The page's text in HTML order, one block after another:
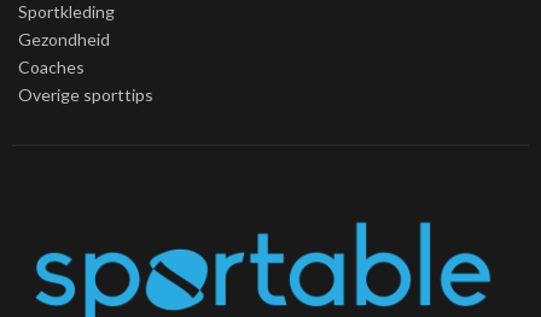
Sportkleding
Gezondheid
Coaches
Overige sporttips